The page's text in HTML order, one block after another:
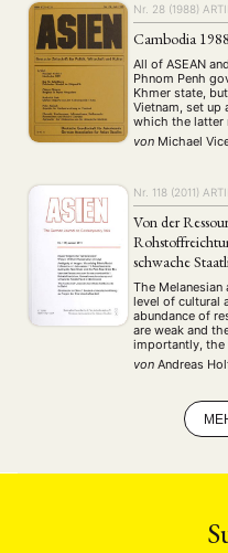
Nr. 28 (1988)
Cambodia 1988
All of ASEAN
Phnom Penh
Khmer state,
Vietnam, set up
which the latter
article inquires
structure,
von Michael
Nr. 118 (2011)
Von der
schwache
The
level of cultural
abundance of
are weak and
importantly,
corruption and
these facts in
von Andreas